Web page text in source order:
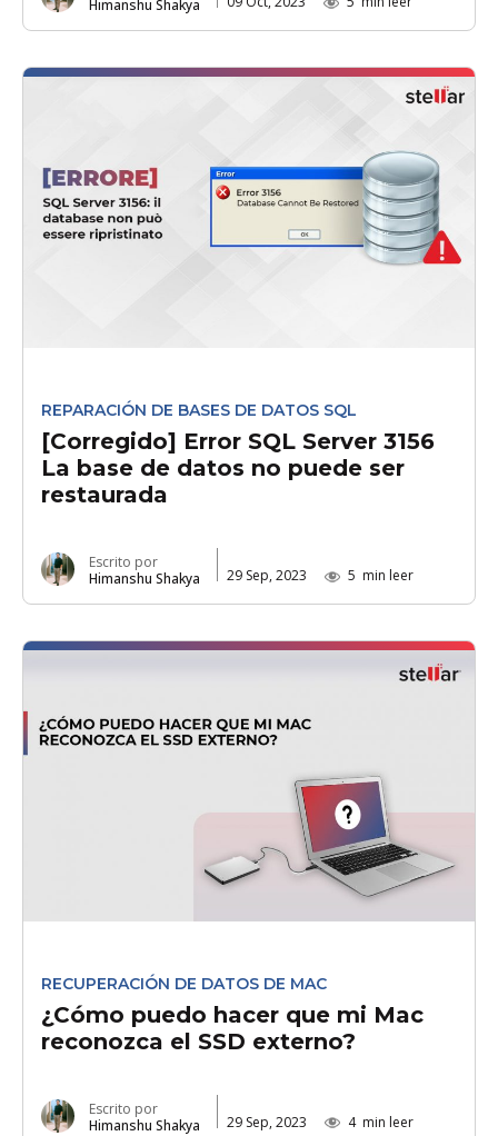
Himanshu Shakya
REPARACIÓN DE BASES DE DATOS SQL
[Corregido] Error SQL Server 3156
La base de datos no puede ser
restaurada
Escrito por
Himanshu Shakya
29 Sep, 2023 5 min leer
RECUPERACIÓN DE DATOS DE MAC
¿Cómo puedo hacer que mi Mac
reconozca el SSD externo?
Escrito por
Himanshu Shakya
29 Sep, 2023 4 min leer